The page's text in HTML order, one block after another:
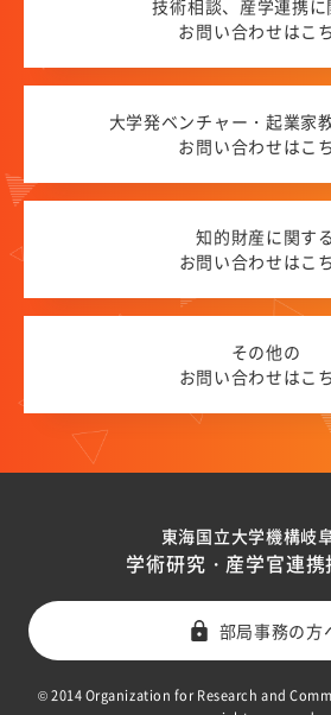
動物性集合胚生命倫理審査委員会
産学官連携
岐阜大学の産学連携活動を知りたい方
具体的に岐阜大学との産学連携をご検
東海国立大学機構Tokai Open
岐阜大学発ベンチャー
機器共同利用サービス
デジタルマッチング
起業ナビ
東海国立大学機構スタートアップ統括
知的財産マネジメント
技術相談、産学連携に
お問い合わせはこ
大学発ベンチャー・起業家
お問い合わせはこ
知的財産に関する
お問い合わせはこ
その他の
お問い合わせはこ
東海国立大学機構岐
学術研究・産学官連
部局事務の方
© 2014 Organization for Research and